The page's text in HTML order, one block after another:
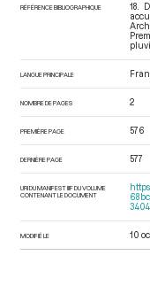
RÉFÉRENCE BIBLIOGRAPHIQUE
18.
LANGUE PRINCIPALE
NOMBRE DE PAGES 2
PREMIÈRE PAGE 576
DERNIÈRE PAGE 577
URI DU MANIFEST IIIF DU VOLUME
CONTENANT LE DOCUMENT
MODIFIÉ LE 10